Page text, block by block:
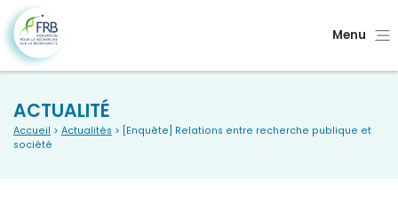
Menu
ACTUALITÉ
Accueil > Actualités > [Enquête] Relations entre recherche publique et
société